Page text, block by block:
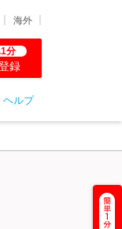
海外
分
録
ヘルプ